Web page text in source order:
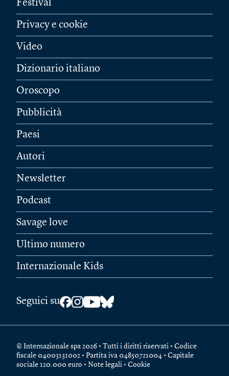
Festival
Privacy e cookie
Video
Dizionario italiano
Oroscopo
Pubblicità
Paesi
Autori
Newsletter
Podcast
Savage love
Ultimo numero
Internazionale Kids
Seguici su
© Internazionale spa 2026 • Tutti i diritti riservati • Codice
fiscale 04003131002 • Partita iva 04850721004 • Capitale
sociale 120.000 euro • Note legali • Cookie